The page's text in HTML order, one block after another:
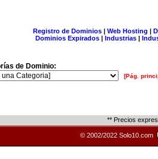
Registro de Dominios| Web Hosting |
Dominios Expirados | Industrias |
de Dominio:
[Pág.
** Precios
© 2002/2022 Solo10.com